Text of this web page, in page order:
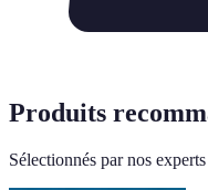
Produits
Sélectionnés par nos experts